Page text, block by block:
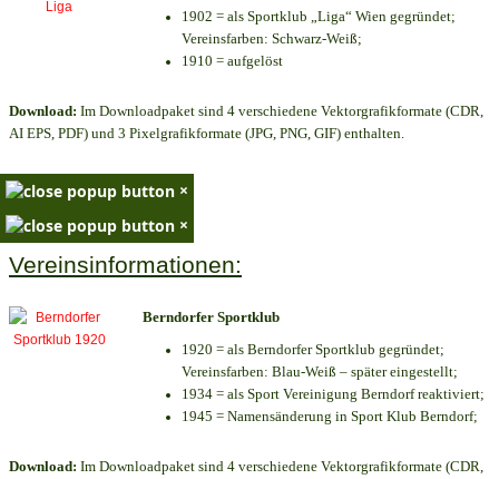
1902 = als Sportklub „Liga“ Wien gegründet;
Vereinsfarben: Schwarz-Weiß;
1910 = aufgelöst
Download: Im Downloadpaket sind 4 verschiedene Vektorgrafikformate (CDR,
AI EPS, PDF) und 3 Pixelgrafikformate (JPG, PNG, GIF) enthalten.
×
×
Vereinsinformationen:
Berndorfer Sportklub
1920 = als Berndorfer Sportklub gegründet;
Vereinsfarben: Blau-Weiß – später eingestellt;
1934 = als Sport Vereinigung Berndorf reaktiviert;
1945 = Namensänderung in Sport Klub Berndorf;
Download: Im Downloadpaket sind 4 verschiedene Vektorgrafikformate (CDR,